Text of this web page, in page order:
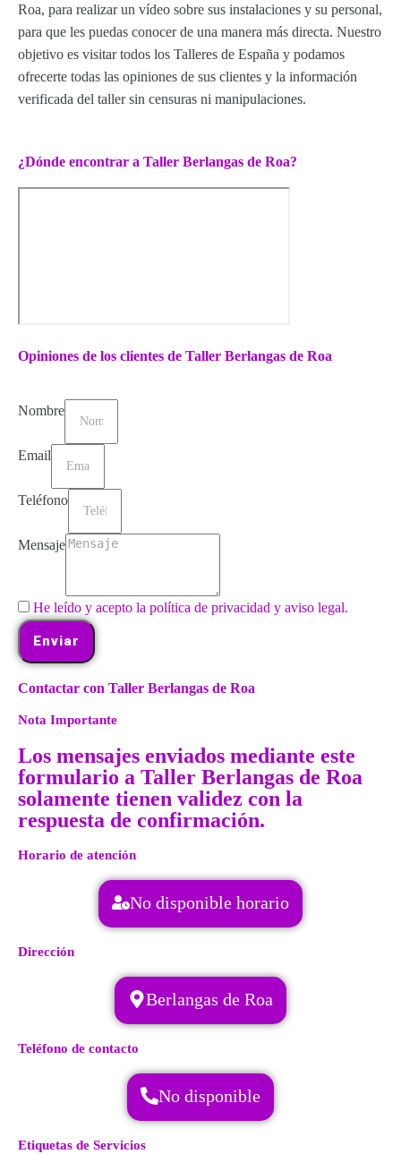
Roa, para realizar un vídeo sobre sus instalaciones y su personal,
para que les puedas conocer de una manera más directa. Nuestro
objetivo es visitar todos los Talleres de España y podamos
ofrecerte todas las opiniones de sus clientes y la información
verificada del taller sin censuras ni manipulaciones.
¿Dónde encontrar a Taller Berlangas de Roa?
Opiniones de los clientes de Taller Berlangas de Roa
Nombre
Email
Teléfono
Mensaje
He leído y acepto la política de privacidad y aviso legal.
Enviar
Contactar con Taller Berlangas de Roa
Nota Importante
Los mensajes enviados mediante este
formulario a Taller Berlangas de Roa
solamente tienen validez con la
respuesta de confirmación.
Horario de atención
No disponible horario
Dirección
Berlangas de Roa
Teléfono de contacto
No disponible
Etiquetas de Servicios